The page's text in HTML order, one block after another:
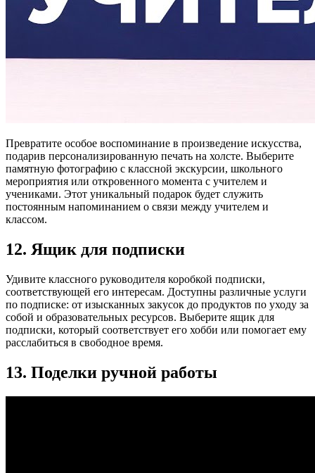
Превратите особое воспоминание в произведение искусства,
подарив персонализированную печать на холсте. Выберите
памятную фотографию с классной экскурсии, школьного
мероприятия или откровенного момента с учителем и
учениками. Этот уникальный подарок будет служить
постоянным напоминанием о связи между учителем и
классом.
12. Ящик для подписки
Удивите классного руководителя коробкой подписки,
соответствующей его интересам. Доступны различные услуги
по подписке: от изысканных закусок до продуктов по уходу за
собой и образовательных ресурсов. Выберите ящик для
подписки, который соответствует его хобби или помогает ему
расслабиться в свободное время.
13. Поделки ручной работы